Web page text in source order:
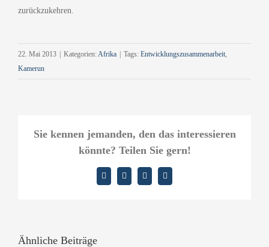
zurückzukehren.
22. Mai 2013 | Kategorien: Afrika | Tags: Entwicklungszusammenarbeit
Kamerun
Sie kennen jemanden, den das interessieren
könnte? Teilen Sie gern!
Facebook
X LinkedIn
E-
Mail
Ähnliche Beiträge